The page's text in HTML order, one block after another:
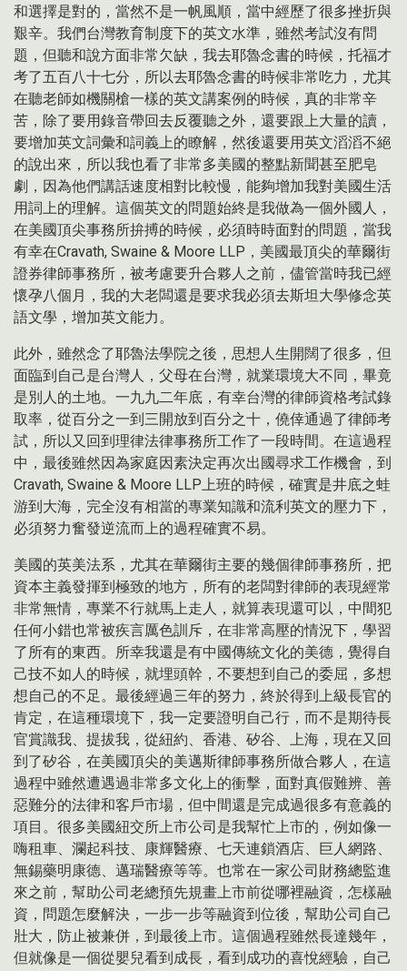
和選擇是對的，當然不是一帆風順，當中經歷了很多挫折與
艱辛。我們台灣教育制度下的英文水準，雖然考試沒有問
題，但聽和說方面非常欠缺，我去耶魯念書的時候，托福才
考了五百八十七分，所以去耶魯念書的時候非常吃力，尤其
在聽老師如機關槍一樣的英文講案例的時候，真的非常辛
苦，除了要用錄音帶回去反覆聽之外，還要跟上大量的讀，
要增加英文詞彙和詞義上的瞭解，然後還要用英文滔滔不絕
的說出來，所以我也看了非常多美國的整點新聞甚至肥皂
劇，因為他們講話速度相對比較慢，能夠增加我對美國生活
用詞上的理解。這個英文的問題始終是我做為一個外國人，
在美國頂尖事務所拚搏的時候，必須時時面對的問題，當我
有幸在Cravath, Swaine & Moore LLP，美國最頂尖的華爾街
證券律師事務所，被考慮要升合夥人之前，儘管當時我已經
懷孕八個月，我的大老闆還是要求我必須去斯坦大學修念英
語文學，增加英文能力。
此外，雖然念了耶魯法學院之後，思想人生開闊了很多，但
面臨到自己是台灣人，父母在台灣，就業環境大不同，畢竟
是別人的土地。一九九二年底，有幸台灣的律師資格考試錄
取率，從百分之一到三開放到百分之十，僥倖通過了律師考
試，所以又回到理律法律事務所工作了一段時間。在這過程
中，最後雖然因為家庭因素決定再次出國尋求工作機會，到
Cravath, Swaine & Moore LLP上班的時候，確實是井底之蛙
游到大海，完全沒有相當的專業知識和流利英文的壓力下，
必須努力奮發逆流而上的過程確實不易。
美國的英美法系，尤其在華爾街主要的幾個律師事務所，把
資本主義發揮到極致的地方，所有的老闆對律師的表現經常
非常無情，專業不行就馬上走人，就算表現還可以，中間犯
任何小錯也常被疾言厲色訓斥，在非常高壓的情況下，學習
了所有的東西。所幸我還是有中國傳統文化的美德，覺得自
己技不如人的時候，就埋頭幹，不要想到自己的委屈，多想
想自己的不足。最後經過三年的努力，終於得到上級長官的
肯定，在這種環境下，我一定要證明自己行，而不是期待長
官賞識我、提拔我，從紐約、香港、矽谷、上海，現在又回
到了矽谷，在美國頂尖的美邁斯律師事務所做合夥人，在這
過程中雖然遭遇過非常多文化上的衝擊，面對真假難辨、善
惡難分的法律和客戶市場，但中間還是完成過很多有意義的
項目。很多美國紐交所上市公司是我幫忙上市的，例如像一
嗨租車、瀾起科技、康輝醫療、七天連鎖酒店、巨人網路、
無錫藥明康德、邁瑞醫療等等。也常在一家公司財務總監進
來之前，幫助公司老總預先規畫上市前從哪裡融資，怎樣融
資，問題怎麼解決，一步一步等融資到位後，幫助公司自己
壯大，防止被兼併，到最後上市。這個過程雖然長達幾年，
但就像是一個從嬰兒看到成長，看到成功的喜悅經驗，自己